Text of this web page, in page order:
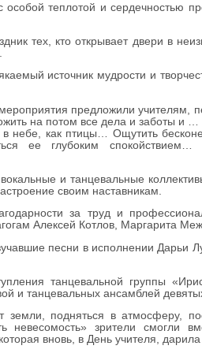
теплотой и сердечностью
тех, кто открывает двери в
источник мудрости и
предложили учителям,
на потом все дела и заботы и
небе, как птицы… Ощутить
ее глубоким
и танцевальные
своим наставникам.
за труд и
Алексей Котлов, Маргарита
песни в исполнении Дарьи
танцевальной группы
и танцевальных ансамблей
подняться в атмосферу,
невесомость» зрители смогли
вновь, в День учителя,